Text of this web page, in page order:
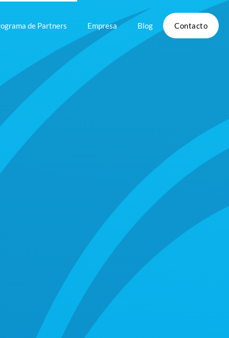
de Partners Empresa Blog Contacto